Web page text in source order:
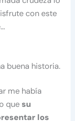
con este
buena historia.
me había
quesu
los